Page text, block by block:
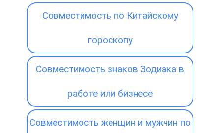
Совместимость по Китайскому
гороскопу
Совместимость знаков Зодиака в
работе или бизнесе
Совместимость женщин и мужчин по